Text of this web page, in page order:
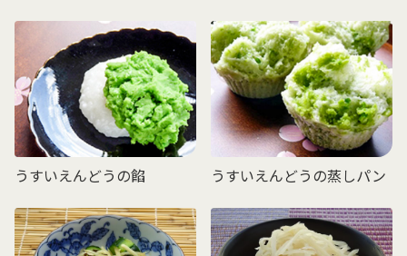
うすいえんどうの餡 うすいえんどうの蒸しパン